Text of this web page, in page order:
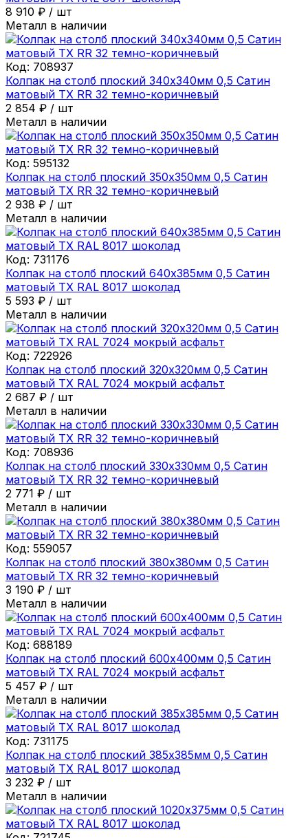
8 910 ₽ / шт
Металл в наличии
Код: 708937
Колпак на столб плоский 340х340мм 0,5 Сатин
матовый ТХ RR 32 темно-коричневый
2 854 ₽ / шт
Металл в наличии
Код: 595132
Колпак на столб плоский 350х350мм 0,5 Сатин
матовый ТХ RR 32 темно-коричневый
2 938 ₽ / шт
Металл в наличии
Код: 731176
Колпак на столб плоский 640х385мм 0,5 Сатин
матовый ТХ RAL 8017 шоколад
5 593 ₽ / шт
Металл в наличии
Код: 722926
Колпак на столб плоский 320х320мм 0,5 Сатин
матовый ТХ RAL 7024 мокрый асфальт
2 687 ₽ / шт
Металл в наличии
Код: 708936
Колпак на столб плоский 330х330мм 0,5 Сатин
матовый ТХ RR 32 темно-коричневый
2 771 ₽ / шт
Металл в наличии
Код: 559057
Колпак на столб плоский 380х380мм 0,5 Сатин
матовый ТХ RR 32 темно-коричневый
3 190 ₽ / шт
Металл в наличии
Код: 688189
Колпак на столб плоский 600х400мм 0,5 Сатин
матовый ТХ RAL 7024 мокрый асфальт
5 457 ₽ / шт
Металл в наличии
Код: 731175
Колпак на столб плоский 385х385мм 0,5 Сатин
матовый ТХ RAL 8017 шоколад
3 232 ₽ / шт
Металл в наличии